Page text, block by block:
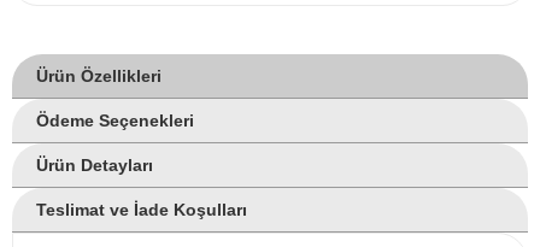
Ürün Özellikleri
Ödeme Seçenekleri
Ürün Detayları
Teslimat ve İade Koşulları